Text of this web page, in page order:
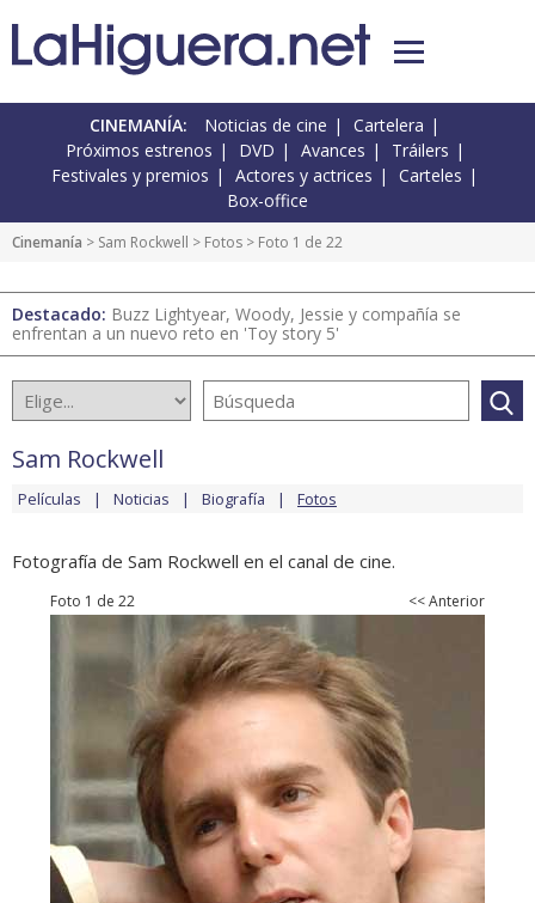
CINEMANÍA: Noticias de cine
Cartelera
Próximos estrenos
DVD Avances
Tráilers
Festivales y premios
Actores y actrices
Carteles
Box-office
Cinemanía > Sam Rockwell > Fotos > Foto 1 de 22
Destacado: Buzz Lightyear, Woody, Jessie y compañía se
enfrentan a un nuevo reto en 'Toy story 5'
Sam Rockwell
Películas Noticias Biografía Fotos
Fotografía de Sam Rockwell en el canal de cine.
Foto 1 de 22 << Anterior